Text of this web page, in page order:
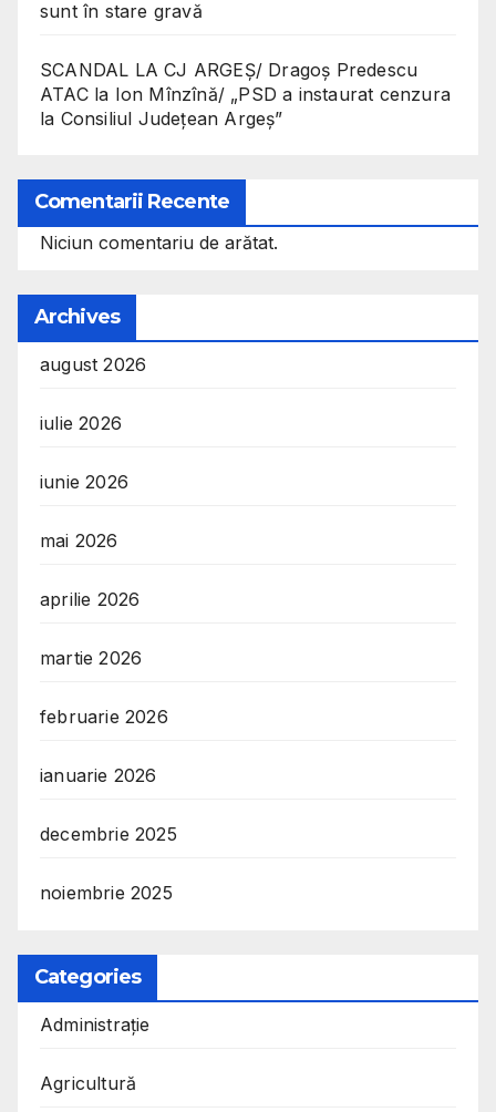
sunt în stare gravă
SCANDAL LA CJ ARGEȘ/ Dragoș Predescu
ATAC la Ion Mînzînă/ „PSD a instaurat cenzura
la Consiliul Județean Argeș”
Comentarii Recente
Niciun comentariu de arătat.
Archives
august 2026
iulie 2026
iunie 2026
mai 2026
aprilie 2026
martie 2026
februarie 2026
ianuarie 2026
decembrie 2025
noiembrie 2025
Categories
Administrație
Agricultură